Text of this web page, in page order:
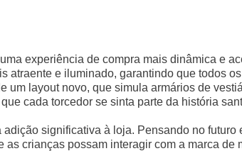
experiência de compra mais dinâmica e
atraente e iluminado, garantindo que todos
um layout novo, que simula armários de
cada torcedor se sinta parte da história
significativa à loja. Pensando no futuro
as crianças possam interagir com a marca de